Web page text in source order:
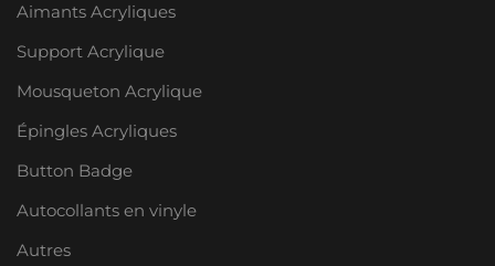
Aimants Acryliques
Support Acrylique
Mousqueton Acrylique
Épingles Acryliques
Button Badge
Autocollants en vinyle
Autres